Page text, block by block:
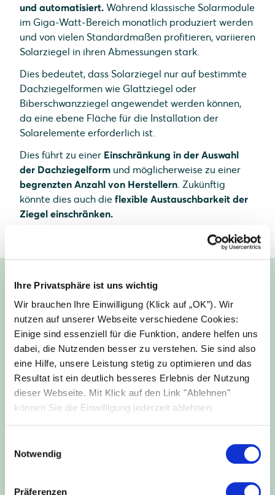
Ihre Privatsphäre ist uns wichtig
Wir brauchen Ihre Einwilligung (Klick auf „OK”). Wir
nutzen auf unserer Webseite verschiedene Cookies:
Einige sind essenziell für die Funktion, andere helfen uns
dabei, die Nutzenden besser zu verstehen. Sie sind also
eine Hilfe, unsere Leistung stetig zu optimieren und das
Resultat ist ein deutlich besseres Erlebnis der Nutzung
dieser Webseite. Mit Klick auf den Link "Ablehnen"
können Sie die Einwilligung jederzeit ablehnen.
Notwendig
Präferenzen
und automatisiert. Während klassische Solarmodule
im Giga-Watt-Bereich monatlich produziert werden
und von vielen Standardmaßen profitieren, variieren
Solarziegel in ihren Abmessungen stark.
Dies bedeutet, dass Solarziegel nur auf bestimmte
Dachziegelformen wie Glattziegel oder
Biberschwanzziegel angewendet werden können,
da eine ebene Fläche für die Installation der
Solarelemente erforderlich ist.
Dies führt zu einer Einschränkung in der Auswahl
der Dachziegelform und möglicherweise zu einer
begrenzten Anzahl von Herstellern. Zukünftig
könnte dies auch die flexible Austauschbarkeit der
Ziegel einschränken.
Was kostet eine PV-Anlage?
Anhand von Beispielen erklären wir Ihnen, was
eigenen Kosten und Gewinne auszurechnen.